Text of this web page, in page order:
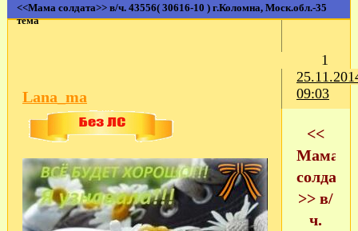
<<Мама солдата>> в/ч. 43556( 30616-10 ) г.Коломна, Моск.обл.-35
тема
1
09:03
Lana_ma
<<
Мама
солдата
>> в/
ч.